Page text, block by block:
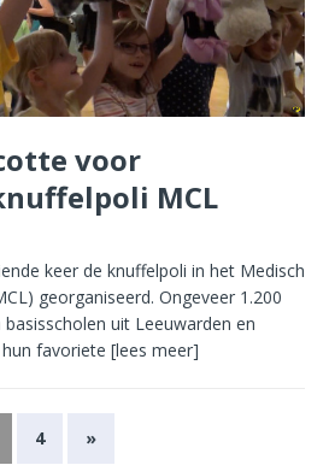
voor
MCL
keer de knuffelpoli in het Medisch
georganiseerd. Ongeveer 1.200
uit Leeuwarden en
favoriete [lees meer]
4 »